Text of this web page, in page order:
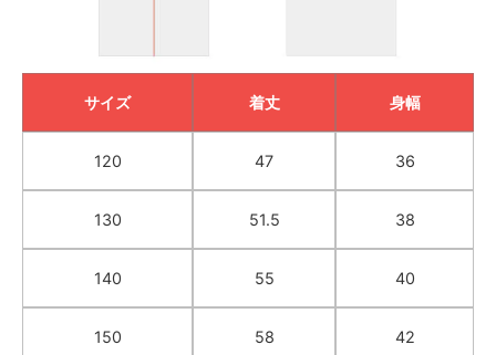
サイズ 着丈 身幅
120 47 36
130 51.5 38
140 55 40
150 58 42